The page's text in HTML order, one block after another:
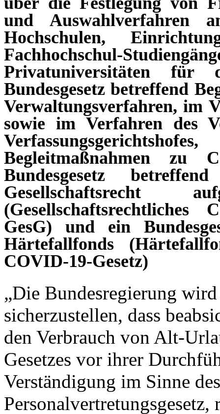
und Auswahlverfahren
Hochschulen,
Fachhochschul-
Privatuniversitäten für
Bundesgesetz betreffend
Verwaltungsverfahren, im
sowie im Verfahren des
Begleitmaßnahmen
Bundesgesetz
Gesellschaftsrecht
(Gesellschaftsrechtliches
GesG) und ein
Härtefallfonds
COVID-19-Gesetz)
„Die Bundesregierung
sicherzustellen, dass
den Verbrauch von Alt-
Gesetzes vor ihrer
Verständigung im Sinne